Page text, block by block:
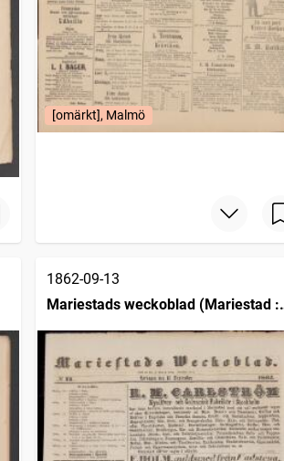
[omärkt], Malmö
1862-09-13
Mariestads weckoblad (Mariestad :
1834)